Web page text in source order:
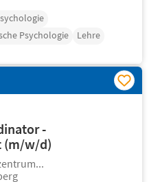
Psychologie
Lehre
-
(m/w/d)